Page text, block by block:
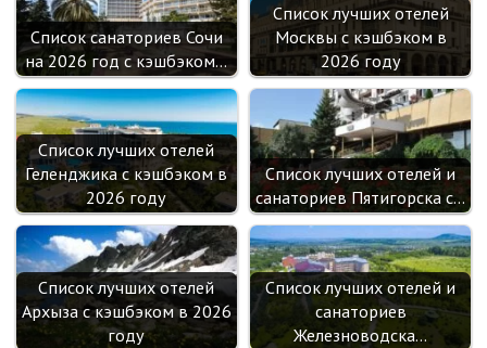
Список санаториев Сочи
на 2026 год с кэшбэком…
Список лучших отелей
Москвы с кэшбэком в
2026 году
Список лучших отелей
Геленджика с кэшбэком в
2026 году
Список лучших отелей и
санаториев Пятигорска с…
Список лучших отелей
Архыза с кэшбэком в 2026
году
Список лучших отелей и
санаториев
Железноводска…